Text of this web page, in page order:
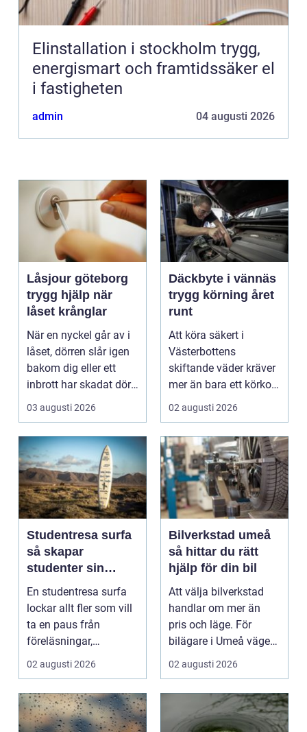
Elinstallation i stockholm trygg,
energismart och framtidssäker el
i fastigheten
admin 04 augusti 2026
Låsjour göteborg
trygg hjälp när
låset krånglar
När en nyckel går av i
låset, dörren slår igen
bakom dig eller ett
inbrott har skadat dörr
och karm,...
03 augusti 2026
Däckbyte i vännäs
trygg körning året
runt
Att köra säkert i
Västerbottens
skiftande väder kräver
mer än bara ett körkort
och en pålitlig bil. ...
02 augusti 2026
Studentresa surfa
så skapar
studenter sin
ultimata paus från
plugget
En studentresa surfa
lockar allt fler som vill
ta en paus från
föreläsningar,
tentaplugg och sena
02 augusti 2026
Bilverkstad umeå
så hittar du rätt
hjälp för din bil
Att välja bilverkstad
handlar om mer än
pris och läge. För
bilägare i Umeå väger
trygghet, tillgängl...
02 augusti 2026